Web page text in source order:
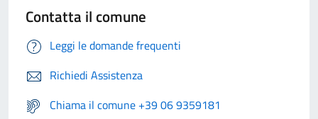
Contatta il comune
Leggi le domande frequenti
Richiedi Assistenza
Chiama il comune +39 06 9359181